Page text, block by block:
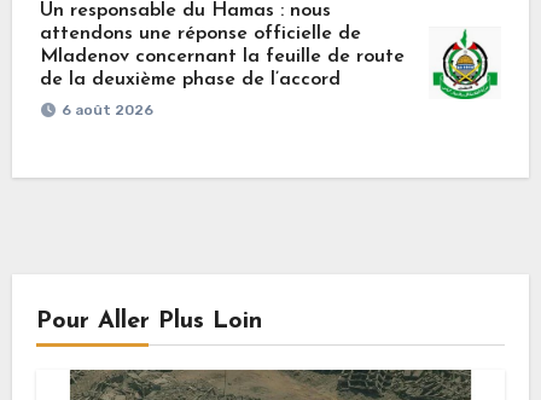
Un responsable du Hamas : nous
attendons une réponse officielle de
Mladenov concernant la feuille de route
de la deuxième phase de l’accord
6 août 2026
Pour Aller Plus Loin